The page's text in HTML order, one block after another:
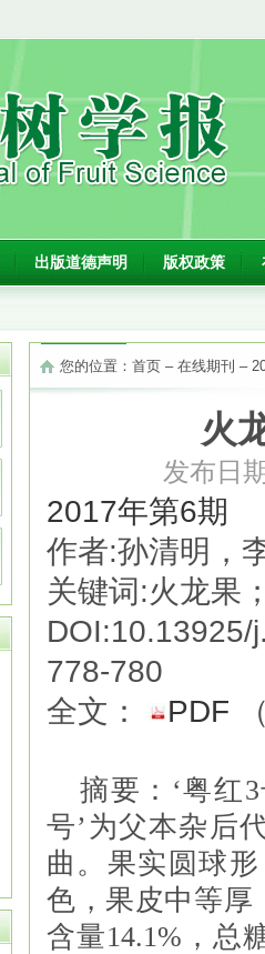
出版道德声明 版权政策
您的位置： 首页 – 在线期刊 –
火
发布日
2017年第6期
作者:孙清明，
关键词:火龙果
DOI:10.13925/
778-780
全文：
PDF
摘要 ： ‘粤红3
号’为父本杂后
曲。果实圆球
色，果皮中等厚
含量14.1% ，总